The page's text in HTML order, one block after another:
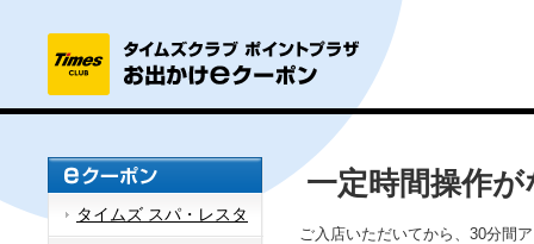
タイムズ スパ・レスタ
一定時間操作
ご入店いただいてから、30分間